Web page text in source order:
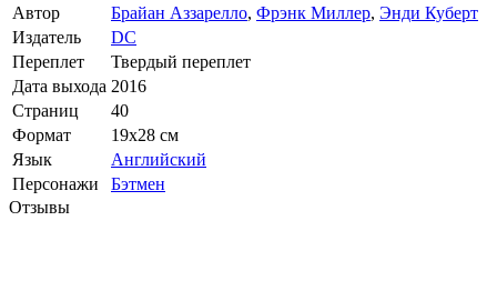
Автор
Брайан Аззарелло, Фрэнк Миллер, Энди Куберт
Издатель
DC
Переплет
Твердый переплет
Дата выхода 2016
Страниц
40
Формат
19х28 см
Язык
Английский
Персонажи
Бэтмен
Отзывы